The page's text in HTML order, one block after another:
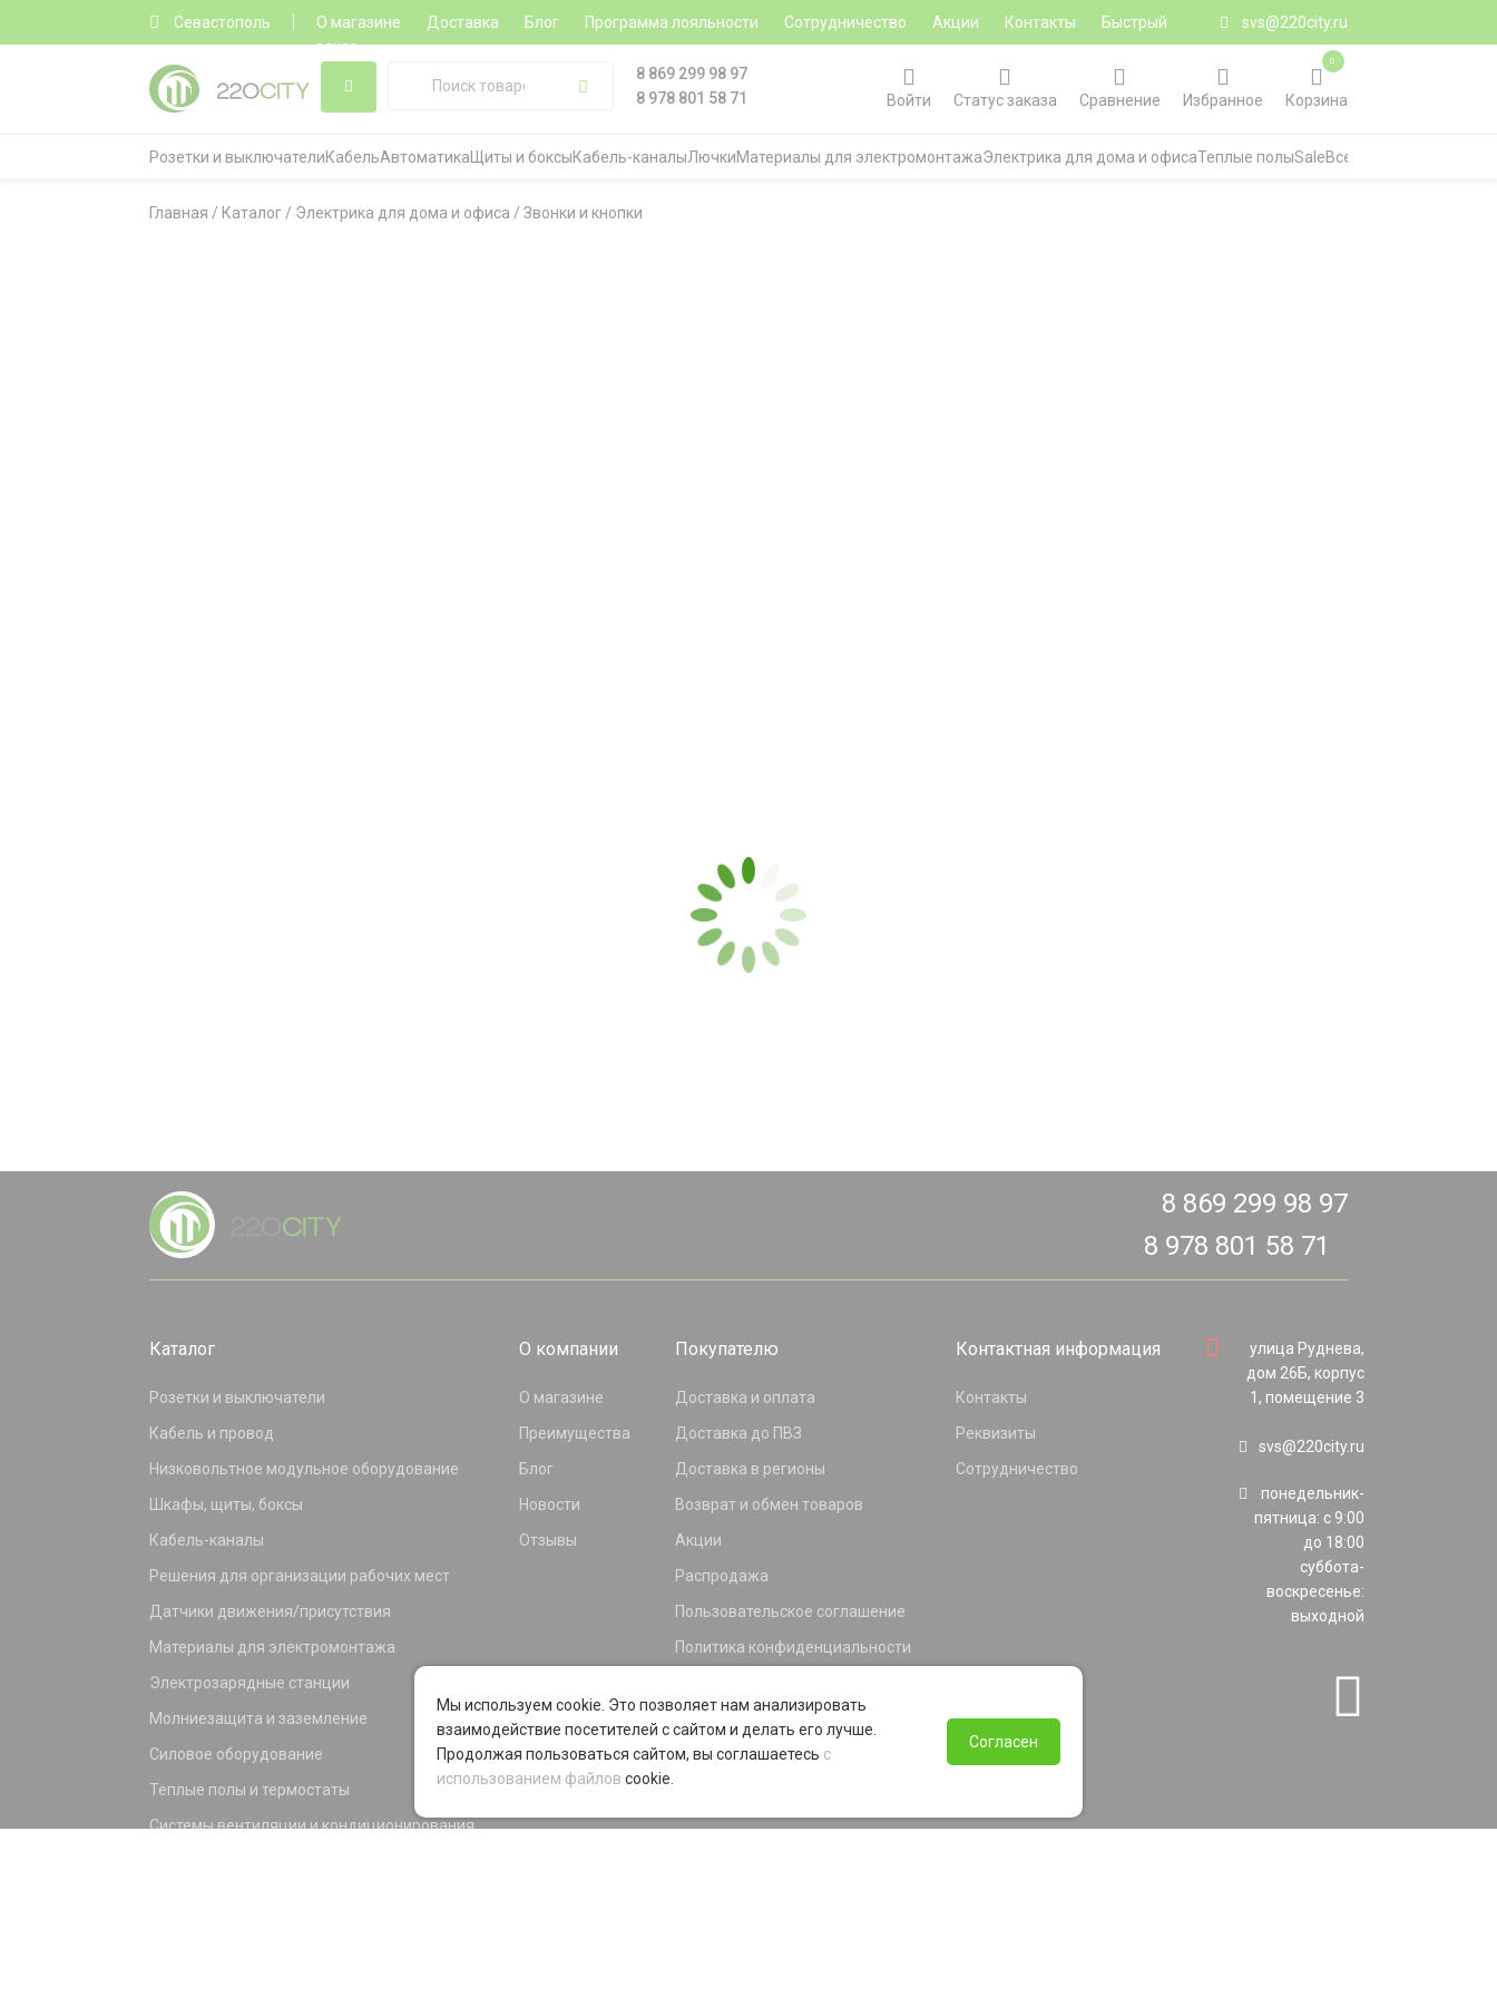
Севастополь О магазине Доставка Блог Программа лояльности Сотрудничество Акции Контакты
Быстрый
заказ
svs@220city.ru
8 869 299 98 97
8 978 801 58 71
Войти Статус заказа Сравнение Избранное Корзина
0
Розетки и выключателиКабельАвтоматика Щиты и боксыКабель-каналыЛючкиМатериалы для электромонтажаЭлектрика для дома и офисаТеплые полыSaleВсе категории
Главная / Каталог / Электрика для дома и офиса / Звонки и кнопки
8 869 299 98 97
8 978 801 58 71
Каталог
Розетки и выключатели
Кабель и провод
Низковольтное модульное оборудование
Шкафы, щиты, боксы
Кабель-каналы
Решения для организации рабочих мест
Датчики движения/присутствия
Материалы для электромонтажа
Электрозарядные станции
Молниезащита и заземление
Силовое оборудование
Теплые полы и термостаты
Системы вентиляции и кондиционирования
О компании
О магазине
Преимущества
Блог
Новости
Отзывы
Покупателю
Доставка и оплата
Доставка до ПВЗ
Доставка в регионы
Возврат и обмен товаров
Акции
Распродажа
Пользовательское соглашение
Политика конфиденциальности
Программа лояльности
Контактная информация
Контакты
Реквизиты
Сотрудничество
улица Руднева,
дом 26Б, корпус
1, помещение 3
svs@220city.ru
понедельник-
пятница: с 9:00
до 18:00
суббота-
воскресенье:
выходной
Мы используем cookie. Это позволяет нам анализировать
взаимодействие посетителей с сайтом и делать его лучше.
Продолжая пользоваться сайтом, вы соглашаетесь с
использованием файлов cookie.
Согласен